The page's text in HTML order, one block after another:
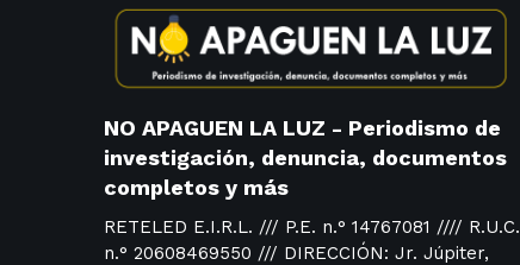
NO APAGUEN LA LUZ - Periodismo de
investigación, denuncia, documentos
completos y más
RETELED E.I.R.L. /// P.E. n.° 14767081 //// R.U.C.
n.° 20608469550 /// DIRECCIÓN: Jr. Júpiter,